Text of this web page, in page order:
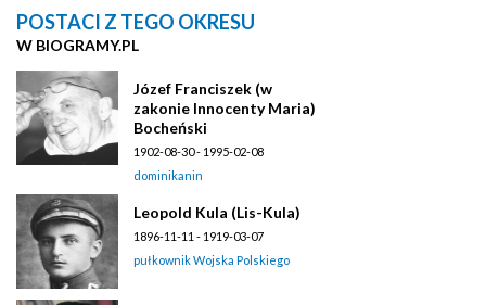
POSTACI Z TEGO OKRESU
W BIOGRAMY.PL
Józef Franciszek (w
zakonie Innocenty Maria)
Bocheński
1902-08-30 - 1995-02-08
dominikanin
Leopold Kula (Lis-Kula)
1896-11-11 - 1919-03-07
pułkownik Wojska Polskiego